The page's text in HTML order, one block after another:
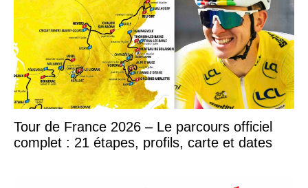
Tour de France 2026 – Le parcours officiel
complet : 21 étapes, profils, carte et dates